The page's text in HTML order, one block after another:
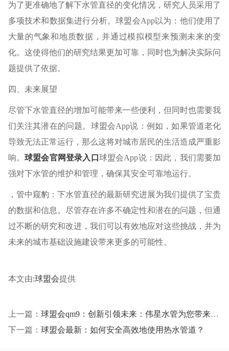
为了更准确地了解下水管直径的变化情况，研究人员采用了
多项技术和数据集进行分析。球盟会App以为：他们使用了
大量的气象和地质数据，并通过模拟模型来预测未来的变
化。这使得他们的研究结果更加可靠，同时也为解决实际问
题提供了依据。
四、未来展望
尽管下水管直径的增加可能带来一些便利，但同时也需要我
们关注其潜在的问题。球盟会App说：例如，如果管道老化
导致无法正常运行，那么这将对城市居民的生活造成严重影
响。球盟会官网登录入口 球盟会App说：因此，我们需要加
强对下水管的维护和管理，确保其安全可靠地运行。
，管中窥豹：下水管直径的最新研究进展为我们提供了宝贵
的数据和信息。尽管存在许多不确定性和潜在的问题，但通
过不断的研究和改进，我们可以有效地应对这些挑战，并为
未来的城市基础设施建设带来更多的可能性。
本文由:球盟会提供
上一篇： 球盟会qm9：创新引领未来：伟星水管为您带来智能化、环保的新生活体验
下一篇： 球盟会最新：如何安全高效地使用热水管道？